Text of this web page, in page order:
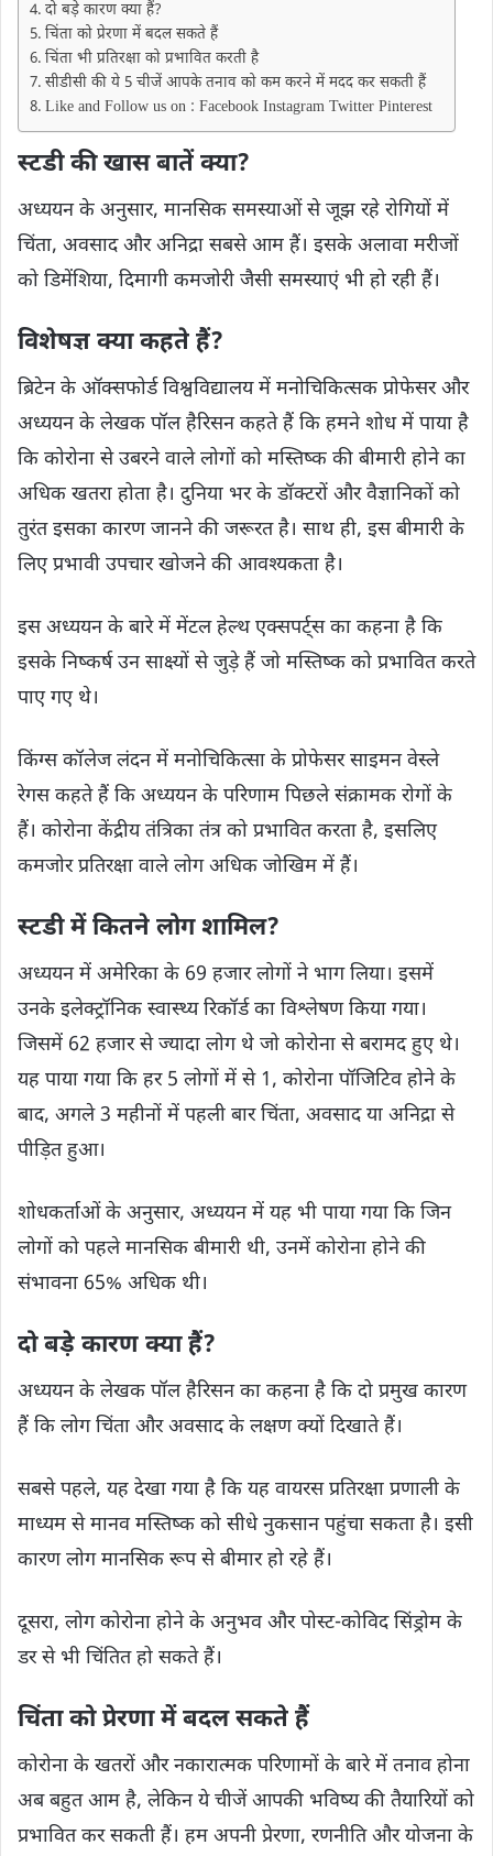
दो बड़े कारण क्या हैं?
चिंता को प्रेरणा में बदल सकते हैं
चिंता भी प्रतिरक्षा को प्रभावित करती है
सीडीसी की ये 5 चीजें आपके तनाव को कम करने में मदद कर सकती हैं
Like and Follow us on : Facebook Instagram Twitter Pinterest
स्टडी की खास बातें क्या?
अध्ययन के अनुसार, मानसिक समस्याओं से जूझ रहे रोगियों में
चिंता, अवसाद और अनिद्रा सबसे आम हैं। इसके अलावा मरीजों
को डिमेंशिया, दिमागी कमजोरी जैसी समस्याएं भी हो रही हैं।
विशेषज्ञ क्या कहते हैं?
ब्रिटेन के ऑक्सफोर्ड विश्वविद्यालय में मनोचिकित्सक प्रोफेसर और
अध्ययन के लेखक पॉल हैरिसन कहते हैं कि हमने शोध में पाया है
कि कोरोना से उबरने वाले लोगों को मस्तिष्क की बीमारी होने का
अधिक खतरा होता है। दुनिया भर के डॉक्टरों और वैज्ञानिकों को
तुरंत इसका कारण जानने की जरूरत है। साथ ही, इस बीमारी के
लिए प्रभावी उपचार खोजने की आवश्यकता है।
इस अध्ययन के बारे में मेंटल हेल्थ एक्सपर्ट्स का कहना है कि
इसके निष्कर्ष उन साक्ष्यों से जुड़े हैं जो मस्तिष्क को प्रभावित करते
पाए गए थे।
किंग्स कॉलेज लंदन में मनोचिकित्सा के प्रोफेसर साइमन वेस्ले
रेगस कहते हैं कि अध्ययन के परिणाम पिछले संक्रामक रोगों के
हैं। कोरोना केंद्रीय तंत्रिका तंत्र को प्रभावित करता है, इसलिए
कमजोर प्रतिरक्षा वाले लोग अधिक जोखिम में हैं।
स्टडी में कितने लोग शामिल?
अध्ययन में अमेरिका के 69 हजार लोगों ने भाग लिया। इसमें
उनके इलेक्ट्रॉनिक स्वास्थ्य रिकॉर्ड का विश्लेषण किया गया।
जिसमें 62 हजार से ज्यादा लोग थे जो कोरोना से बरामद हुए थे।
यह पाया गया कि हर 5 लोगों में से 1, कोरोना पॉजिटिव होने के
बाद, अगले 3 महीनों में पहली बार चिंता, अवसाद या अनिद्रा से
पीड़ित हुआ।
शोधकर्ताओं के अनुसार, अध्ययन में यह भी पाया गया कि जिन
लोगों को पहले मानसिक बीमारी थी, उनमें कोरोना होने की
संभावना 65% अधिक थी।
दो बड़े कारण क्या हैं?
अध्ययन के लेखक पॉल हैरिसन का कहना है कि दो प्रमुख कारण
हैं कि लोग चिंता और अवसाद के लक्षण क्यों दिखाते हैं।
सबसे पहले, यह देखा गया है कि यह वायरस प्रतिरक्षा प्रणाली के
माध्यम से मानव मस्तिष्क को सीधे नुकसान पहुंचा सकता है। इसी
कारण लोग मानसिक रूप से बीमार हो रहे हैं।
दूसरा, लोग कोरोना होने के अनुभव और पोस्ट-कोविद सिंड्रोम के
डर से भी चिंतित हो सकते हैं।
चिंता को प्रेरणा में बदल सकते हैं
कोरोना के खतरों और नकारात्मक परिणामों के बारे में तनाव होना
अब बहुत आम है, लेकिन ये चीजें आपकी भविष्य की तैयारियों को
प्रभावित कर सकती हैं। हम अपनी प्रेरणा, रणनीति और योजना के